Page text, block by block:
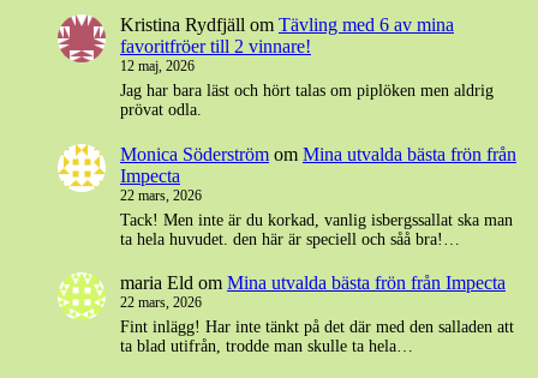
Kristina Rydfjäll om Tävling med 6 av mina
favoritfröer till 2 vinnare!
12 maj, 2026
Jag har bara läst och hört talas om piplöken men aldrig
prövat odla.
Monica Söderström om Mina utvalda bästa frön från
Impecta
22 mars, 2026
Tack! Men inte är du korkad, vanlig isbergssallat ska man
ta hela huvudet. den här är speciell och såå bra!…
maria Eld om Mina utvalda bästa frön från Impecta
22 mars, 2026
Fint inlägg! Har inte tänkt på det där med den salladen att
ta blad utifrån, trodde man skulle ta hela…